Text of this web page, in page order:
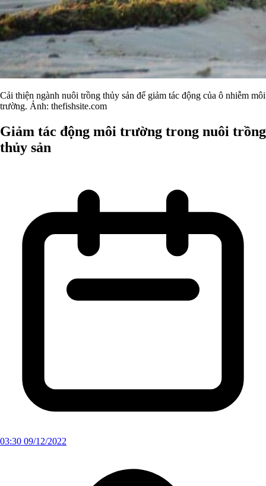
Cải thiện ngành nuôi trồng thủy sản để giảm tác động của ô nhiễm môi
trường. Ảnh: thefishsite.com
Giảm tác động môi trường trong nuôi trồng
thủy sản
03:30 09/12/2022